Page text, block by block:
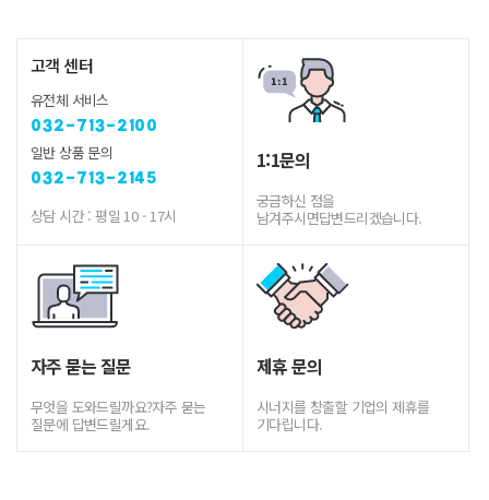
고객 센터
유전체 서비스
032-713-2100
일반 상품 문의
032-713-2145
상담 시간 : 평일 10 - 17시
1:1문의
궁금하신 점을
남겨주시면답변드리겠습니다.
자주 묻는 질문
무엇을 도와드릴까요?자주 묻는
질문에 답변드릴게요.
제휴 문의
시너지를 창출할 기업의 제휴를
기다립니다.